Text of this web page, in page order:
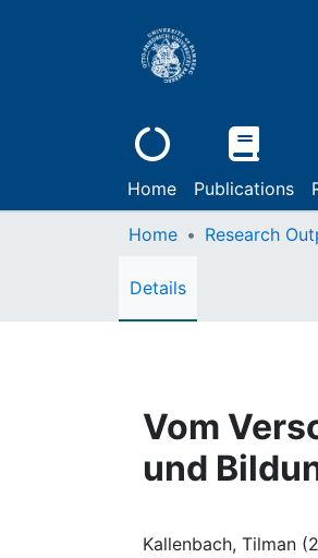
Home Publications
Home Research
Details
Vom
und
Kallenbach, Tilman